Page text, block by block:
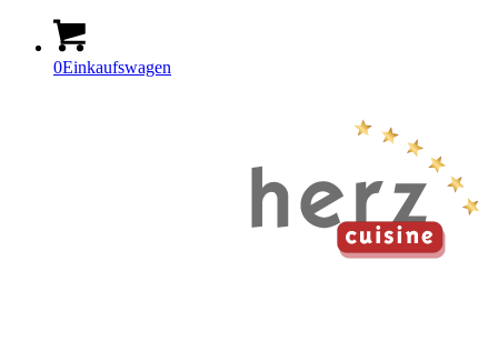
0Einkaufswagen